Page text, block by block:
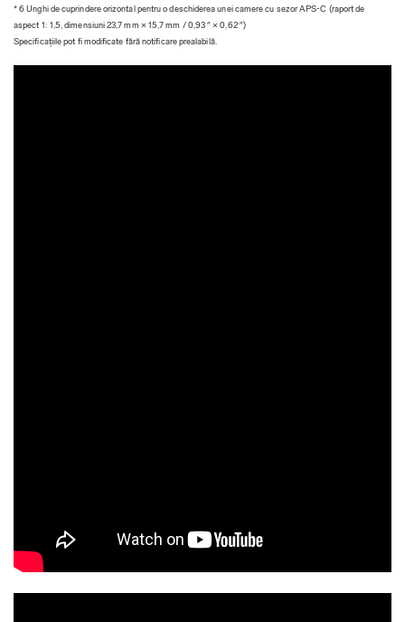
* 6 Unghi de cuprindere orizontal pentru o deschiderea unei camere cu sezor APS-C (raport de
aspect 1: 1,5, dimensiuni 23,7 mm × 15,7 mm / 0,93 ″ × 0,62 ″)
Specificațiile pot fi modificate fără notificare prealabilă.